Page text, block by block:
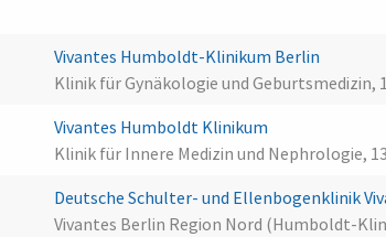
Vivantes Humboldt-Klinikum Berlin
Klinik für Gynäkologie und Geburtsmedizin,
Vivantes Humboldt Klinikum
Klinik für Innere Medizin und Nephrologie,
Deutsche Schulter- und Ellenbogenklinik
Vivantes Berlin Region Nord (Humboldt-